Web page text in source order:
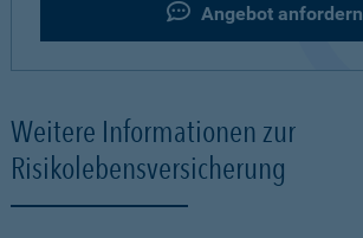
Angebot anfordern
Weitere Informationen zur
Risikolebensversicherung